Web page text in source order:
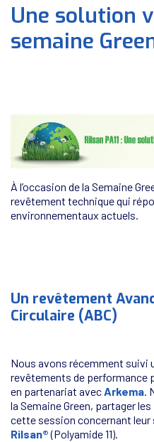
Une solution
semaine
À l’occasion de la Semaine
revêtement technique qui
environnementaux actuels.
Un revêtement
Circulaire (ABC)
Nous avons récemment suivi
revêtements de performance
en partenariat avecArkema.
la Semaine Green, partager
cette session concernant
Rilsan®(Polyamide 11).